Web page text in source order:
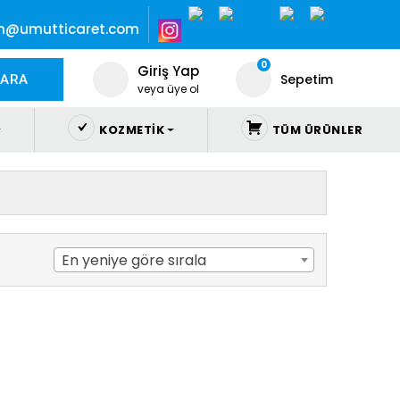
ARA Giriş Yap
veya üye ol
0
Sepetim
KOZMETIK TÜM ÜRÜNLER
En yeniye göre sırala